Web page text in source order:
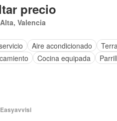
precio
Valencia
Aire acondicionado
Cocina equipada